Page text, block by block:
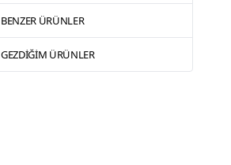
BENZER ÜRÜNLER
GEZDIĞIM ÜRÜNLER